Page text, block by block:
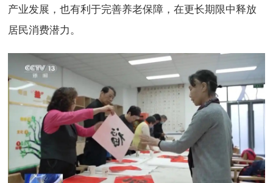
产业发展，也有利于完善养老保障，在更长期限中释放
居民消费潜力。